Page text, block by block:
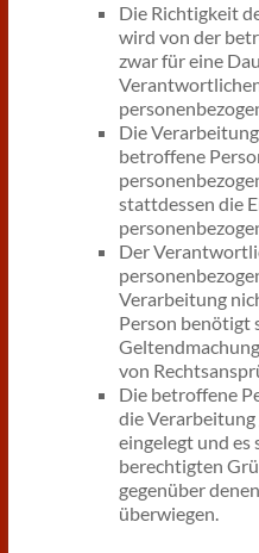
Die Richtigkeit
wird von der
zwar für eine
Die
betroffene
stattdessen die
Der
Verarbeitung
Person benötigt
von
Die betroffene
die Verarbeitung
eingelegt und es
berechtigten
gegenüber
überwiegen.